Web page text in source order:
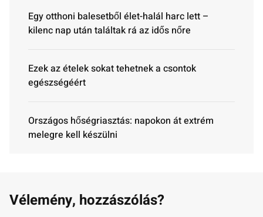
Egy otthoni balesetből élet-halál harc lett –
kilenc nap után találtak rá az idős nőre
Ezek az ételek sokat tehetnek a csontok
egészségéért
Országos hőségriasztás: napokon át extrém
melegre kell készülni
Vélemény, hozzászólás?